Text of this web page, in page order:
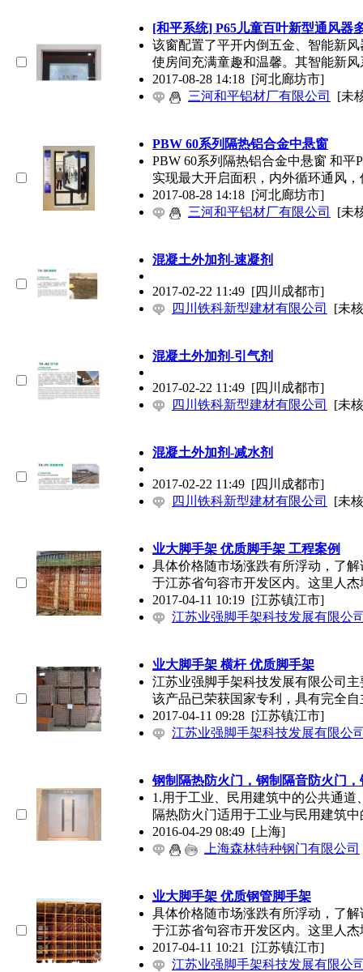
[和平系统] P65儿童百叶新型通风器
该窗配置了平开内倒五金、智能新
使房间充满童趣和温馨。其智能新风
2017-08-28 14:18 [河北廊坊市]
三河和平铝材厂有限公司
[未
PBW 60系列隔热铝合金中悬窗
PBW 60系列隔热铝合金中悬窗 和
实现最大开启面积，内外循环通风
2017-08-28 14:18 [河北廊坊市]
三河和平铝材厂有限公司
[未
混凝土外加剂-速凝剂
2017-02-22 11:49 [四川成都市]
四川铁科新型建材有限公司
[未
混凝土外加剂-引气剂
2017-02-22 11:49 [四川成都市]
四川铁科新型建材有限公司
[未
混凝土外加剂-减水剂
2017-02-22 11:49 [四川成都市]
四川铁科新型建材有限公司
[未
业大脚手架 优质脚手架 工程案例
具体价格随市场涨跌有所浮动，了
于江苏省句容市开发区内。这里人杰
2017-04-11 10:19 [江苏镇江市]
江苏业强脚手架科技发展有限公
业大脚手架 横杆 优质脚手架
江苏业强脚手架科技发展有限公司
该产品已荣获国家专利，具有完全自
2017-04-11 09:28 [江苏镇江市]
江苏业强脚手架科技发展有限公
钢制隔热防火门，钢制隔音防火门
1.用于工业、民用建筑中的公共通
隔热防火门适用于工业与民用建筑中
2016-04-29 08:49 [上海]
上海森林特种钢门有限公司
业大脚手架 优质钢管脚手架
具体价格随市场涨跌有所浮动，了
于江苏省句容市开发区内。这里人杰
2017-04-11 10:21 [江苏镇江市]
江苏业强脚手架科技发展有限公